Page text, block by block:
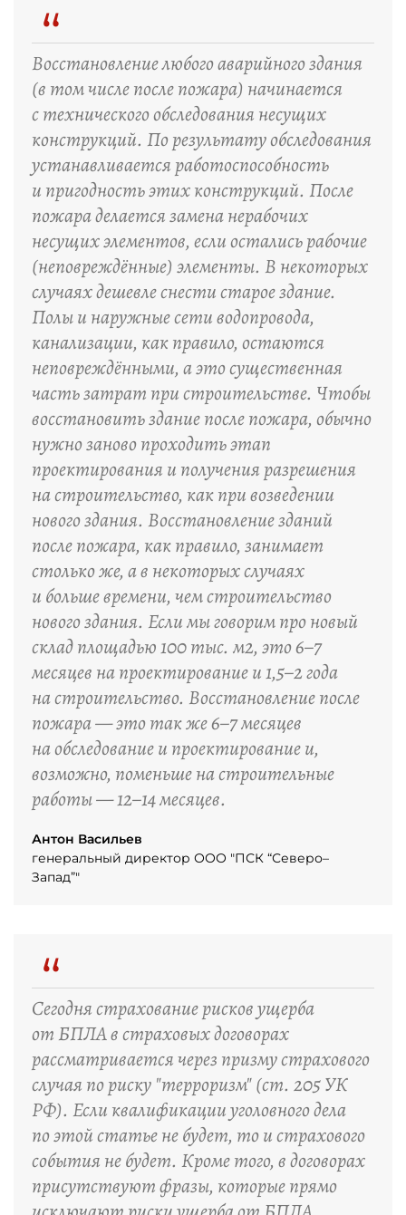
“
Восстановление любого аварийного здания
(в том числе после пожара) начинается
с технического обследования несущих
конструкций. По результату обследования
устанавливается работоспособность
и пригодность этих конструкций. После
пожара делается замена нерабочих
несущих элементов, если остались рабочие
(неповреждённые) элементы. В некоторых
случаях дешевле снести старое здание.
Полы и наружные сети водопровода,
канализации, как правило, остаются
неповреждёнными, а это существенная
часть затрат при строительстве. Чтобы
восстановить здание после пожара, обычно
нужно заново проходить этап
проектирования и получения разрешения
на строительство, как при возведении
нового здания. Восстановление зданий
после пожара, как правило, занимает
столько же, а в некоторых случаях
и больше времени, чем строительство
нового здания. Если мы говорим про новый
склад площадью 100 тыс. м2, это 6–7
месяцев на проектирование и 1,5–2 года
на строительство. Восстановление после
пожара — это так же 6–7 месяцев
на обследование и проектирование и,
возможно, поменьше на строительные
работы — 12–14 месяцев.
Антон Васильев
генеральный директор ООО "ПСК “Северо–
Запад”"
“
Сегодня страхование рисков ущерба
от БПЛА в страховых договорах
рассматривается через призму страхового
случая по риску "терроризм" (ст. 205 УК
РФ). Если квалификации уголовного дела
по этой статье не будет, то и страхового
события не будет. Кроме того, в договорах
присутствуют фразы, которые прямо